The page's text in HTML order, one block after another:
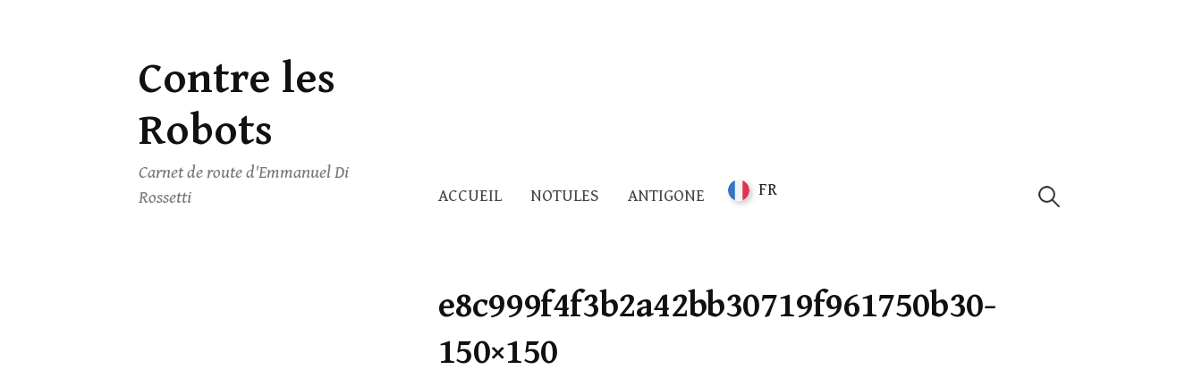
Skip
to
content
Contre les
Robots
Carnet de route d'Emmanuel Di
Rossetti
ACCUEIL NOTULES ANTIGONE FR Rechercher :
e8c999f4f3b2a42bb30719f961750b30-
150×150